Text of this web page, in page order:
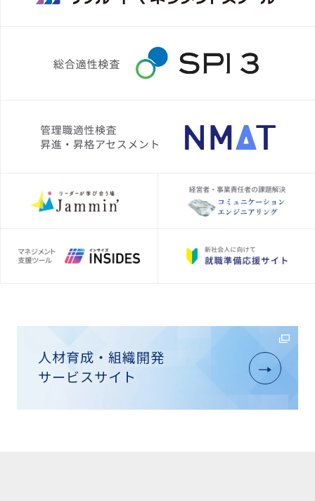
人材育成・組織開発
サービスサイト